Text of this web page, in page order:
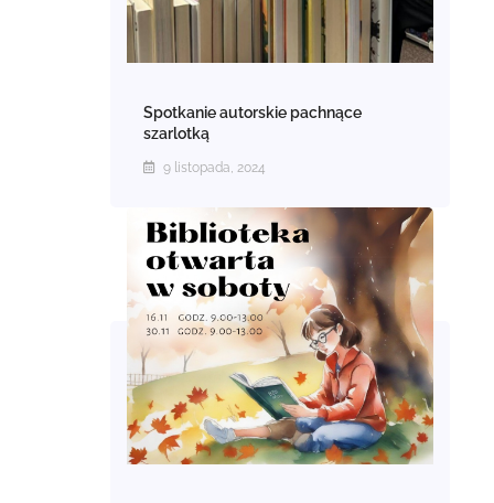
Spotkanie autorskie pachnące
szarlotką
9 listopada, 2024